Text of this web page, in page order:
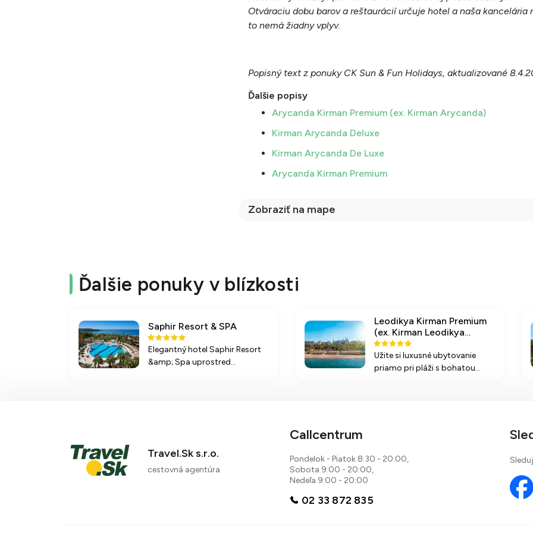
Otváraciu dobu barov a reštaurácií určuje hotel a naša kancelária
to nemá žiadny vplyv.
Popisný text z ponuky CK Sun & Fun Holidays, aktualizované
Ďalšie popisy
Arycanda Kirman Premium (ex. Kirman Arycanda)
Kirman Arycanda Deluxe
Kirman Arycanda De Luxe
Arycanda Kirman Premium
Zobraziť na mape
Ďalšie ponuky v blízkosti
Saphir Resort & SPA
Elegantný hotel Saphir Resort
&amp; Spa uprostred
Leodikya Kirman Premium
(ex. Kirman Leodikya
Resort)
Užite si luxusné ubytovanie
priamo pri pláži s bohatou
Travel.Sk s.r.o.
cestovná agentúra
Callcentrum
Pondelok - Piatok 8:30 - 20:00,
Sobota 9:00 - 20:00,
Nedeľa 9:00 - 20:00
02 33 872 835